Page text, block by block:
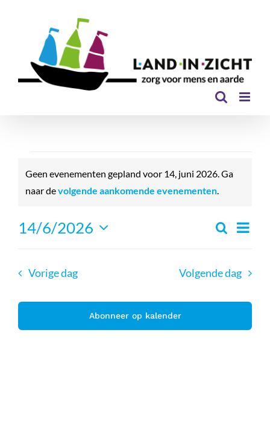
in
14,
juni
2026
Bericht
Geen evenementen gepland voor 14, juni 2026. Ga
naar devolgende aankomende evenementen.
en
Zoeken
Dag
14/6/2026
datum.
Vorige dag Volgende dag
Abonneer op kalender